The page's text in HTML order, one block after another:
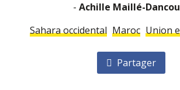
- Achille Maillé­-
Sahara occidental Maroc Union
Partager